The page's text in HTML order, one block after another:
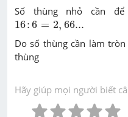
Số thùng nhỏ cần
16:6 = 2, 66...
16:6=2, 66 ...
Do số thùng cần làm
thùng
Hãy giúp mọi người biết